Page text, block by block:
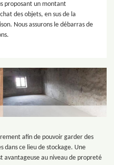
proposant un montant
des objets, en sus de la
Nous assurons le débarras de
afin de pouvoir garder des
dans ce lieu de stockage. Une
avantageuse au niveau de propreté